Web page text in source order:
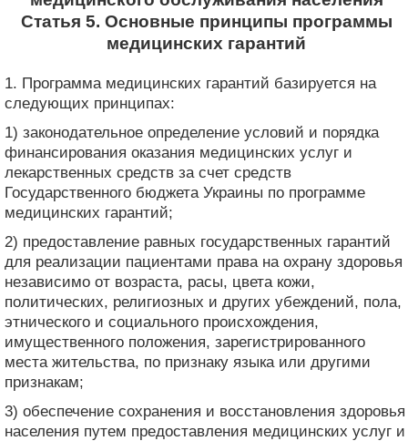
Статья 5. Основные принципы программы
медицинских гарантий
1. Программа медицинских гарантий базируется на
следующих принципах:
1) законодательное определение условий и порядка
финансирования оказания медицинских услуг и
лекарственных средств за счет средств
Государственного бюджета Украины по программе
медицинских гарантий;
2) предоставление равных государственных гарантий
для реализации пациентами права на охрану здоровья
независимо от возраста, расы, цвета кожи,
политических, религиозных и других убеждений, пола,
этнического и социального происхождения,
имущественного положения, зарегистрированного
места жительства, по признаку языка или другими
признакам;
3) обеспечение сохранения и восстановления здоровья
населения путем предоставления медицинских услуг и